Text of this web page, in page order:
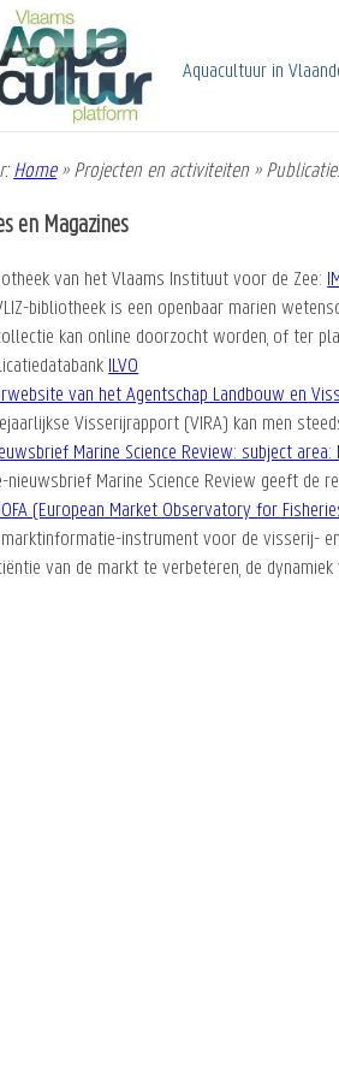
Aquacultuur in
Home » Projecten en activiteiten »
en Magazines
van het Vlaams Instituut voor de Zee:
bibliotheek is een openbaar marien
kan online doorzocht worden, of ter
ILVO
van het Agentschap Landbouw en
Visserijrapport (VIRA) kan men
Marine Science Review: subject
nieuwsbrief Marine Science Review geeft de
(European Market Observatory for
instrument voor de visserij-
van de markt te verbeteren, de